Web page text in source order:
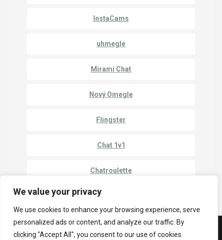
We value your privacy
We use cookies to enhance your browsing experience, serve
personalized ads or content, and analyze our traffic. By
clicking "Accept All", you consent to our use of cookies.
InstaCams
uhmegle
Mirami Chat
Nový Omegle
Flingster
Chat 1v1
Chatroulette
© Autorské práva 2023 | Cam Match - Chatujte s cudzími ľuďmi online